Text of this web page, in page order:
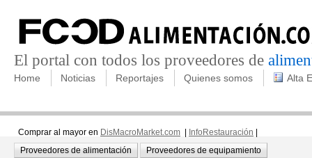
El portal con todos los proveedores de
Home Noticias Reportajes Quienes somos Alta
Comprar al mayor en DisMacroMarket.com InfoRestauración
Proveedores de alimentación
Proveedores de equipamiento